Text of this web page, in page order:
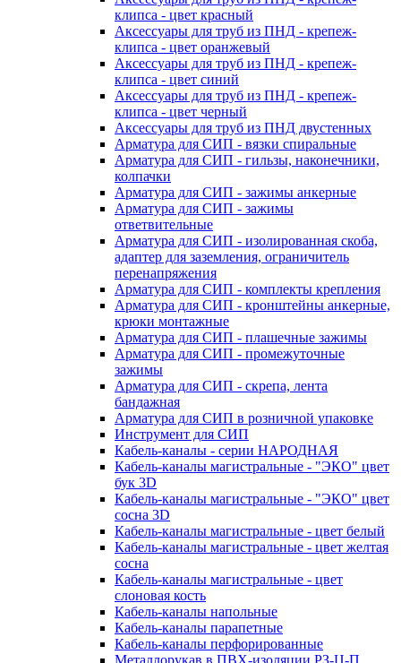
клипса - цвет красный
Аксессуары для труб из ПНД - крепеж-
клипса - цвет оранжевый
Аксессуары для труб из ПНД - крепеж-
клипса - цвет синий
Аксессуары для труб из ПНД - крепеж-
клипса - цвет черный
Аксессуары для труб из ПНД двустенных
Арматура для СИП - вязки спиральные
Арматура для СИП - гильзы, наконечники,
колпачки
Арматура для СИП - зажимы анкерные
Арматура для СИП - зажимы
ответвительные
Арматура для СИП - изолированная скоба,
адаптер для заземления, ограничитель
перенапряжения
Арматура для СИП - комплекты крепления
Арматура для СИП - кронштейны анкерные,
крюки монтажные
Арматура для СИП - плашечные зажимы
Арматура для СИП - промежуточные
зажимы
Арматура для СИП - скрепа, лента
бандажная
Арматура для СИП в розничной упаковке
Инструмент для СИП
Кабель-каналы - серии НАРОДНАЯ
Кабель-каналы магистральные - "ЭКО" цвет
бук 3D
Кабель-каналы магистральные - "ЭКО" цвет
сосна 3D
Кабель-каналы магистральные - цвет белый
Кабель-каналы магистральные - цвет желтая
сосна
Кабель-каналы магистральные - цвет
слоновая кость
Кабель-каналы напольные
Кабель-каналы парапетные
Кабель-каналы перфорированные
Металлорукав в ПВХ-изоляции РЗ-Ц-П